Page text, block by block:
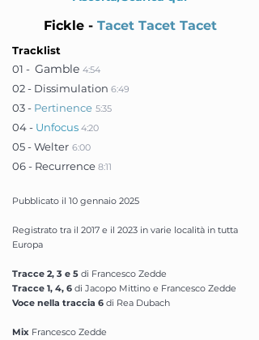
Fickle - Tacet Tacet Tacet
Tracklist
01 - Gamble 4:54
02 - Dissimulation 6:49
03 - Pertinence 5:35
04 - Unfocus 4:20
05- Welter 6:00
06 - Recurrence 8:11
Pubblicato il 10 gennaio 2025
Registrato tra il 2017 e il 2023 in varie località in tutta
Europa
Tracce 2, 3 e 5 di Francesco Zedde
Tracce 1, 4, 6 di Jacopo Mittino e Francesco Zedde
Voce nella traccia 6 di Rea Dubach
Mix Francesco Zedde